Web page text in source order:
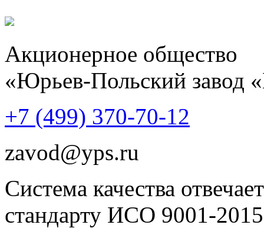
Акционерное общество
«Юрьев-Польский завод
+7 (499) 370-70-12
zavod@yps.ru
Система качества отвечает
стандарту ИСО 9001-2015